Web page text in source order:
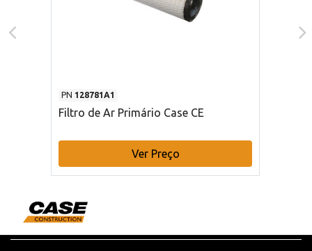
PN 128781A1
Filtro de Ar Primário Case CE
Ver Preço